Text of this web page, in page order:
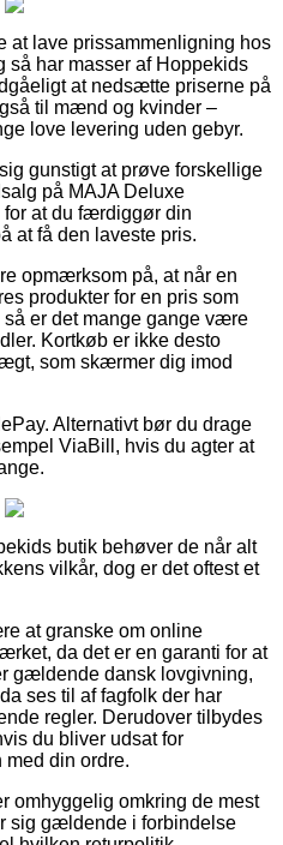
at lave prissammenligning hos
så har masser af Hoppekids
at nedsætte priserne på
til mænd og kvinder –
love levering uden gebyr.
gunstigt at prøve forskellige
på MAJA Deluxe
for at du færdiggør din
at få den laveste pris.
opmærksom på, at når en
produkter for en pris som
så er det mange gange være
Kortkøb er ikke desto
som skærmer dig imod
Alternativt bør du drage
ViaBill, hvis du agter at
butik behøver de når alt
vilkår, dog er det oftest et
at granske om online
da det er en garanti for at
gældende dansk lovgivning,
ses til af fagfolk der har
regler. Derudover tilbydes
du bliver udsat for
din ordre.
omhyggelig omkring de mest
sig gældende i forbindelse